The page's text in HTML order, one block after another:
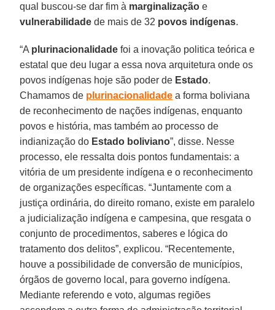
qual buscou-se dar fim à marginalização e
vulnerabilidade de mais de 32 povos indígenas.
“A plurinacionalidade foi a inovação politica teórica e
estatal que deu lugar a essa nova arquitetura onde os
povos indígenas hoje são poder de Estado.
Chamamos de plurinacionalidade a forma boliviana
de reconhecimento de nações indígenas, enquanto
povos e história, mas também ao processo de
indianização do Estado boliviano”, disse. Nesse
processo, ele ressalta dois pontos fundamentais: a
vitória de um presidente indígena e o reconhecimento
de organizações específicas. “Juntamente com a
justiça ordinária, do direito romano, existe em paralelo
a judicialização indígena e campesina, que resgata o
conjunto de procedimentos, saberes e lógica do
tratamento dos delitos”, explicou. “Recentemente,
houve a possibilidade de conversão de municípios,
órgãos de governo local, para governo indígena.
Mediante referendo e voto, algumas regiões